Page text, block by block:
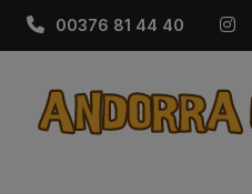
00376 81 44 40